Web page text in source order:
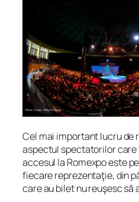
Cel mai important lucru de
aspectul spectatorilor care
accesul la Romexpo este
fiecare reprezentaţie, din
care au bilet nu reuşesc să